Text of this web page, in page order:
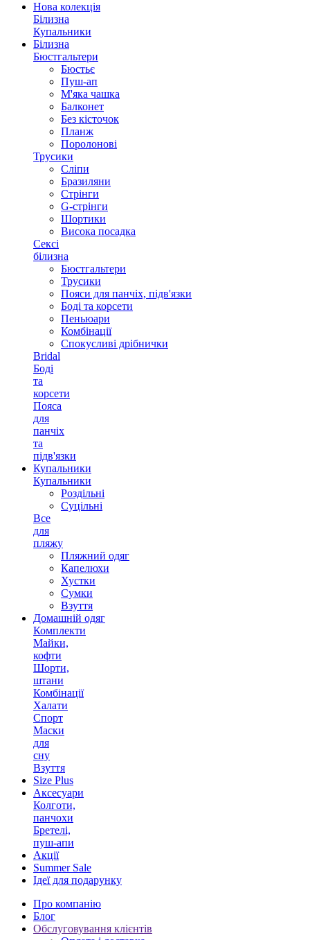
Нова колекція
Білизна
Купальники
Білизна
Бюстгальтери
Бюстьє
Пуш-ап
М'яка чашка
Балконет
Без кісточок
Планж
Поролонові
Трусики
Сліпи
Бразиляни
Стрінги
G-стрінги
Шортики
Висока посадка
Сексі
білизна
Бюстгальтери
Трусики
Пояси для панчіх, підв'язки
Боді та корсети
Пеньюари
Комбінації
Спокусливі дрібнички
Bridal
Боді
та
корсети
Пояса
для
панчіх
та
підв'язки
Купальники
Купальники
Роздільні
Суцільні
Все
для
пляжу
Пляжний одяг
Капелюхи
Хустки
Сумки
Взуття
Домашній одяг
Комплекти
Майки,
кофти
Шорти,
штани
Комбінації
Халати
Спорт
Маски
для
сну
Взуття
Size Plus
Аксесуари
Колготи,
панчохи
Бретелі,
пуш-апи
Акції
Summer Sale
Ідеї для подарунку
Про компанію
Блог
Обслуговування клієнтів